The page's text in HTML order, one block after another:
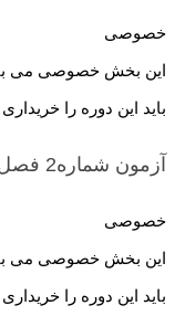
خصوصی
این بخش خصوصی می
باید این دوره را خریداری
آزمون شماره2 فصل6
خصوصی
این بخش خصوصی می
باید این دوره را خریداری